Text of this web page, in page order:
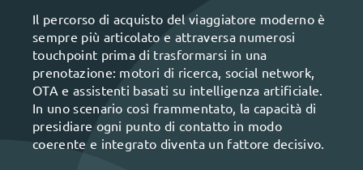
Il percorso di acquisto del viaggiatore moderno è
sempre più articolato e attraversa numerosi
touchpoint prima di trasformarsi in una
prenotazione: motori di ricerca, social network,
OTA e assistenti basati su intelligenza artificiale.
In uno scenario così frammentato, la capacità di
presidiare ogni punto di contatto in modo
coerente e integrato diventa un fattore decisivo.